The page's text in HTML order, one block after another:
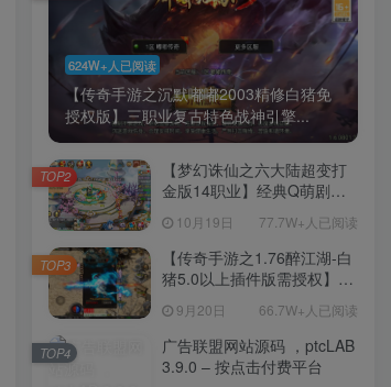
624W+人已阅读
【传奇手游之沉默嘟嘟2003精修白猪免
授权版】三职业复古特色战神引擎...
【梦幻诛仙之六大陆超变打
金版14职业】经典Q萌剧情
Linux服务端源码视频架设教
程-新版多功能GM网页后台
工具-安卓苹果IOS双端版
本！
10月19日 77.7W+人已阅读
TOP2
【传奇手游之1.76醉江湖-白
猪5.0以上插件版需授权】三
手游-Win服务端源码视频架
设教程-新版GM多功能网页
授权物品后台-九层妖塔-法宠
9月20日 66.7W+人已阅读
TOP3
广告联盟网站源码 ，ptcLAB
3.9.0 – 按点击付费平台
TOP4